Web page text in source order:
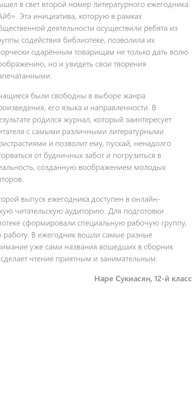
в свет второй номер литературного ежегодника
Эта инициатива, которую в рамках
деятельности осуществили ребята из
содействия библиотеке, позволила их
одарённым товарищам не только дать волю
но и увидеть свои творения
были свободны в выборе жанра
его языка и направленности. В
родился журнал, который заинтересует
с самыми различными литературными
и позволит ему, пускай, ненадолго
от будничных забот и погрузиться в
созданную воображением молодых
выпуск ежегодника доступен в онлайн-
читательскую аудиторию. Для подготовки
сформировали специальную рабочую группу,
работу. В ежегодник вошли самые разные
уже сами названия вошедших в сборник
чтение приятным и занимательным.
Наре Сукиасян, 12-й класс